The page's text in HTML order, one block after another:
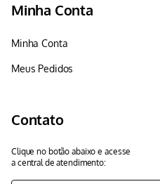
Minha Conta
Minha Conta
Meus Pedidos
Contato
Clique no botão abaixo e acesse
a central de atendimento: